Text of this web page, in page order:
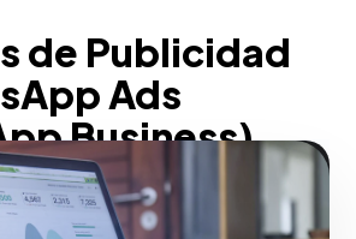
de Publicidad
Ads
Business)
para La Vega